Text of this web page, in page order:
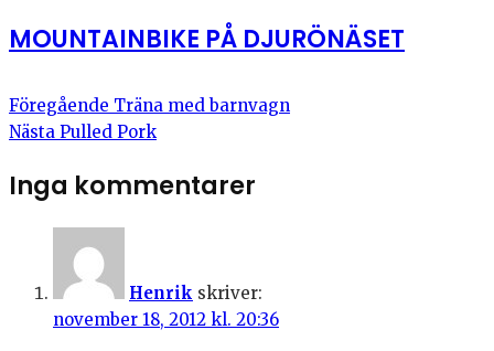
MOUNTAINBIKE PÅ DJURÖNÄSET
Föregående Träna med barnvagn
Nästa Pulled Pork
Inga kommentarer
Henrik skriver:
november 18, 2012 kl. 20:36